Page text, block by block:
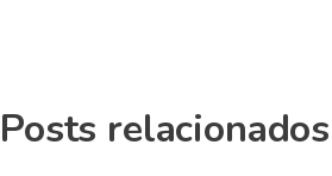
Posts relacionados